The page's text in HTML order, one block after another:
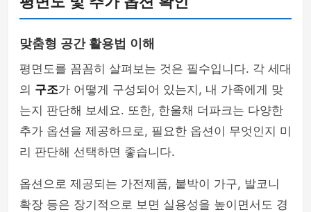
맞춤형 공간 활용법 이해
평면도를 꼼꼼히 살펴보는 것은 필수입니다. 각 세대
의 구조가 어떻게 구성되어 있는지, 내 가족에게 맞
는지 판단해 보세요. 또한, 한울채 더파크는 다양한
추가 옵션을 제공하므로, 필요한 옵션이 무엇인지 미
리 판단해 선택하면 좋습니다.
옵션으로 제공되는 가전제품, 붙박이 가구, 발코니
확장 등은 장기적으로 보면 실용성을 높이면서도 경